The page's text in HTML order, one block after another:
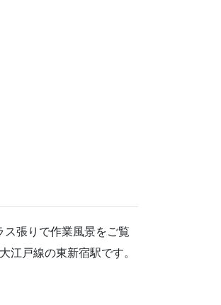
張りで作業風景をご覧
江戸線の東新宿駅です。